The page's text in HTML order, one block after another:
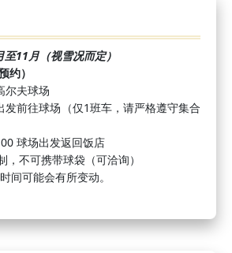
11月（视雪况而定）
约）
尔夫球场
前往球场（仅1班车，请严格遵守集合
球场出发返回饭店
不可携带球袋（可洽询）
间可能会有所变动。